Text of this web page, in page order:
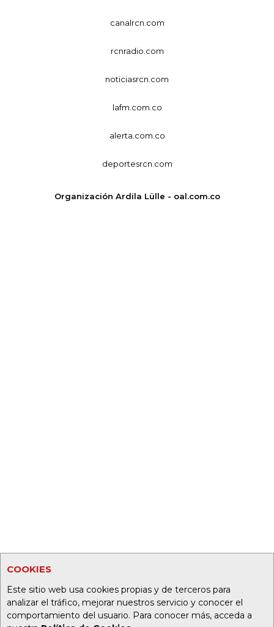
COOKIES
Este sitio web usa cookies propias y de terceros para
analizar el tráfico, mejorar nuestros servicio y conocer el
comportamiento del usuario. Para conocer más, acceda a
canalrcn.com
rcnradio.com
noticiasrcn.com
lafm.com.co
alerta.com.co
deportesrcn.com
Organización Ardila Lülle - oal.com.co